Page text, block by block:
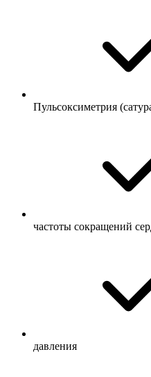
Пульсоксиметрия
частоты сокращений
давления